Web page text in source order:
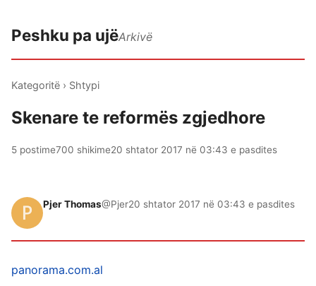
Peshku pa ujëArkivë
Kategoritë › Shtypi
Skenare te reformës zgjedhore
5 postime700 shikime20 shtator 2017 në 03:43 e pasdites
Pjer Thomas@Pjer20 shtator 2017 në 03:43 e pasdites
panorama.com.al